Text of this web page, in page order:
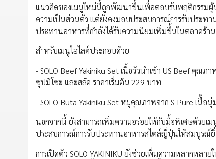
แนวคิดของเมนูใหม่นี้ถูกพัฒนาขึ้นเพื่อตอบรับพฤติกรรมผู้บ
ความเป็นส่วนตัว แต่ยังคงมอบประสบการณ์การรับประท
ประทานอาหารที่กำลังได้รับความนิยมเพิ่มขึ้นในตลาดร้
สำหรับเมนูไฮไลต์ประกอบด้วย
- SOLO Beef Yakiniku Set เนื้อวัวนำเข้า US Beef คุ
ซุปมิโซะ และสลัด ราคาเริ่มต้น 229 บาท
- SOLO Buta Yakiniku Set หมูคุณภาพจาก S-Pure เนื้อ
นอกจากนี้ ยังสามารถเพิ่มความอร่อยให้กับมื้อพิเศษด้วยเม
ประสบการณ์การรับประทานอาหารสไตล์ญี่ปุ่นให้สมบูรณ์
การเปิดตัว SOLO YAKINIKU ยังช่วยเพิ่มความหลากหล